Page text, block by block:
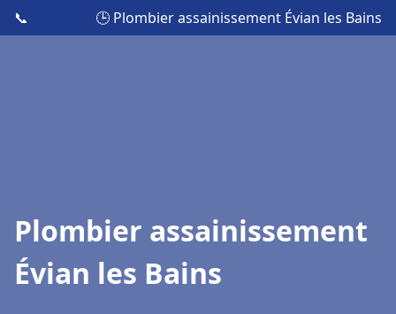
📞 🕒 Plombier assainissement Évian les Bains
Plombier assainissement
Évian les Bains